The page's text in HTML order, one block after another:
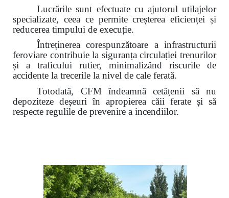
Lucrările sunt efectuate cu ajutorul utilajelor
specializate, ceea ce permite creșterea eficienței și
reducerea timpului de execuție.
Întreținerea corespunzătoare a infrastructurii
feroviare contribuie la siguranța circulației trenurilor
și a traficului rutier, minimalizând riscurile de
accidente la trecerile la nivel de cale ferată.
Totodată, CFM îndeamnă cetățenii să nu
depoziteze deșeuri în apropierea căii ferate și să
respecte regulile de prevenire a incendiilor.